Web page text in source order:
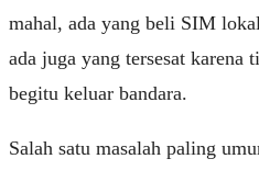
mahal, ada yang beli SIM
ada juga yang tersesat karena
begitu keluar bandara.
Salah satu masalah paling